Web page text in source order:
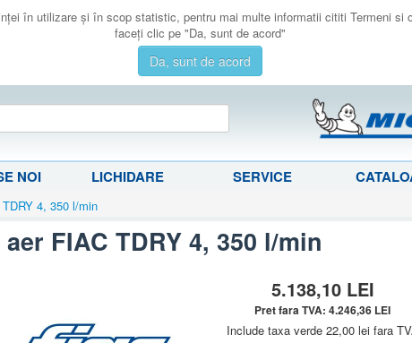
în utilizare şi în scop statistic, pentru mai multe informatii cititi Termeni
faceţi clic pe "Da, sunt de acord"
Da, sunt de acord
NOI LICHIDARE SERVICE
4, 350 l/min
FIAC TDRY 4, 350 l/min
5.138,10 LEI
Pret fara TVA:4.246,36 LEI
Include taxa verde 22,00 lei fara